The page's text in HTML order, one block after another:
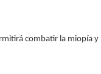
combatir la miopía